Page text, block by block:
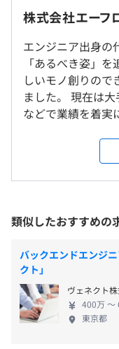
①客先案件
◆大手証券会社向け
顧客管理システム
クラウドサービス利
・フェーズ：要件定
に注力）
・使用技術：OAuth
証、統合Windows
・フェーズ：要件定
②自社サービス
◆Multi Message
メッセージ作成後
優先度に従い高速
都内です。多くの
す。
就業場所の変更範囲
＜雇入時＞
東京本社、および自
＜変更範囲＞
「新宿」駅 徒歩10分
「新宿三丁目」駅
休憩時間：60分（※
平均残業時間：平
・年間休日120日以上
・完全週休2日制（
・特別休暇（慶弔、
・残業手当（法定基
・専門職手当
・住宅手当
・資格取得支援手
株式会社エーフ
エンジニア出身の
「あるべき姿」
しいモノ創りので
ました。 現在は
などで業績を着実に
ジットカード・
ンフラを支える
す。 さまざまな
ル、交渉スキルを磨い
アとして何かを極
に挑戦してみたい
触れてみたい！
ィ部分など、唯一無
いった、エンジニ
社では実現できます。 現在安定して業容を拡
新規事業にも挑
類似したおすすめの
バックエンドエンジ
クト」
ヴェネクト
400万 〜
東京都